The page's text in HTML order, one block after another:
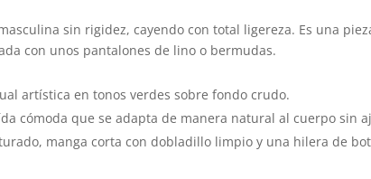
sin rigidez, cayendo con total ligereza. Es una
con unos pantalones de lino o bermudas.
artística en tonos verdes sobre fondo crudo.
cómoda que se adapta de manera natural al cuerpo sin
manga corta con dobladillo limpio y una hilera de